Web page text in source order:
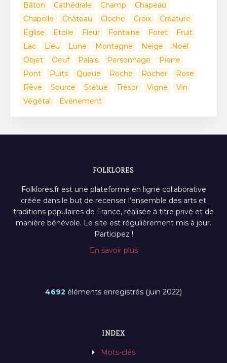
Bâton
Cathédrale Champ
Chapeau
Chapelle
Château Cloche Croix
Créature
Eglise
Etoile Fleur Fontaine Foret
Fruit
Lac
Lieu Lune Montagne Neige
Noël
Objet
Oeuf Palais Personnage
Pierre
Pont
Puits Queue Roche Rocher
Rose
Rêve
Source Statue Trésor Vigne
Vin
Végétal
Événement
FOLKLORES
Folklores.fr est une plateforme en ligne collaborative
créée dans le but de recenser l’ensemble des arts et
traditions populaires de France, réalisée à titre privé et de
manière bénévole. Le site est régulièrement mis à jour.
Participez !
En savoir plus
4692 éléments enregistrés (juin 2022)
INDEX
Mots-clés